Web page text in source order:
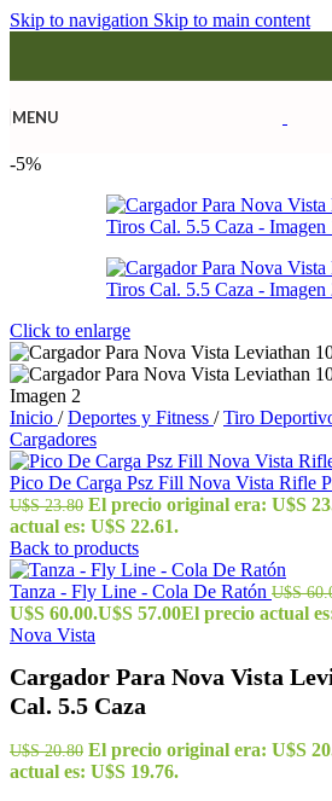
Skip to navigation Skip to main content
MENU
-5%
Click to enlarge
Inicio / Deportes y Fitness / Tiro
Cargadores
Pico De Carga Psz Fill Nova Vista Rifle
U$S23.80 El precio original era: U$S
actual es: U$S 22.61.
Back to products
Tanza - Fly Line - Cola De Ratón U$S
U$S 60.00.U$S 57.00El precio actual
Nova Vista
Cargador Para Nova Vista
Cal. 5.5 Caza
U$S20.80 El precio original era: U$S
actual es: U$S 19.76.